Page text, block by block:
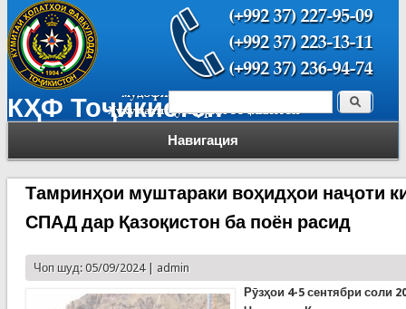
КҲФ Тоҷикистон
Навигация
Форма поиска Поиск
Тамринҳои муштараки воҳидҳои наҷоти
СПАД дар Қазоқистон ба поён расид
Чоп шуд: 05/09/2024 | admin
Рӯзҳои 4-5 сентябри соли